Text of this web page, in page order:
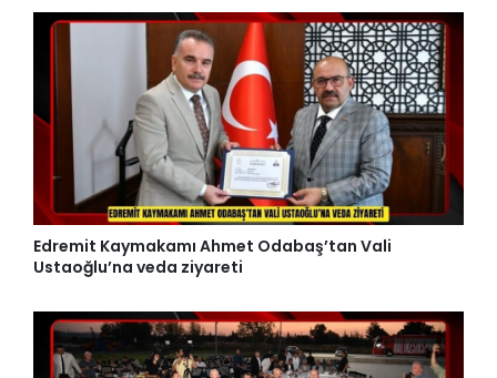
Edremit Kaymakamı Ahmet Odabaş’tan Vali
Ustaoğlu’na veda ziyareti